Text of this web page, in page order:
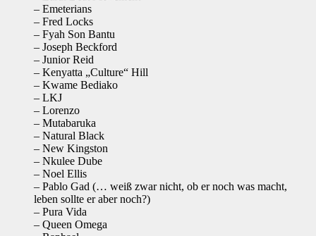
– Emeterians
– Fred Locks
– Fyah Son Bantu
– Joseph Beckford
– Junior Reid
– Kenyatta „Culture“ Hill
– Kwame Bediako
– LKJ
– Lorenzo
– Mutabaruka
– Natural Black
– New Kingston
– Nkulee Dube
– Noel Ellis
– Pablo Gad (… weiß zwar nicht, ob er noch was macht,
leben sollte er aber noch?)
– Pura Vida
– Queen Omega